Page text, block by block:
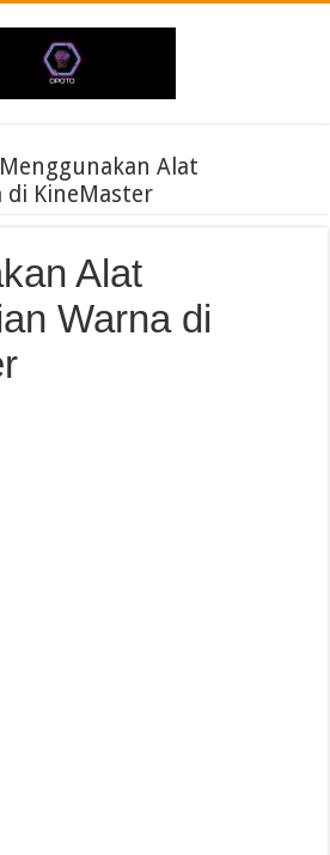
Menggunakan Alat
di KineMaster
Alat
Warna di